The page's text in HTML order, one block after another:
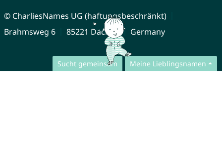
Sucht gemeinsam Meine Lieblingsnamen
© CharliesNames UG (haftungsbeschränkt)
Brahmsweg 6
85221 Dachau Germany